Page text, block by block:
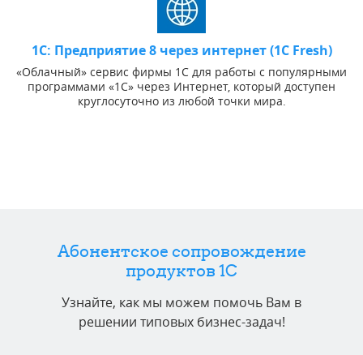
1С: Предприятие 8 через интернет (1C Fresh)
«Облачный» сервис фирмы 1С для работы с популярными
программами «1С» через Интернет, который доступен
круглосуточно из любой точки мира.
Абонентское сопровождение
продуктов 1C
Узнайте, как мы можем помочь Вам в
решении типовых бизнес-задач!